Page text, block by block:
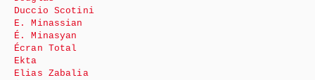
Duccio Scotini
E. Minassian
É. Minasyan
Écran Total
Ekta
Elias Zabalia